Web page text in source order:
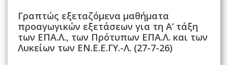
Γραπτώς εξεταζόμενα μαθήματα
προαγωγικών εξετάσεων για τη Α’ τάξη
των ΕΠΑ.Λ., των Πρότυπων ΕΠΑ.Λ. και των
Λυκείων των ΕΝ.Ε.Ε.ΓΥ.-Λ. (27-7-26)